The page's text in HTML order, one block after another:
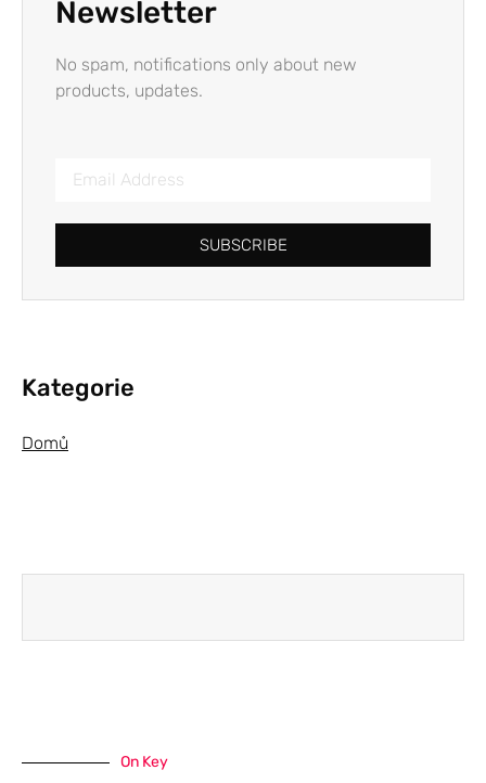
Newsletter
No spam, notifications only about new
products, updates.
SUBSCRIBE
Kategorie
Domů
On Key